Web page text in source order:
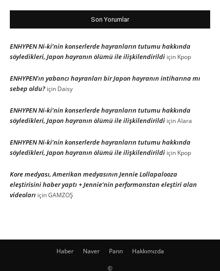
Son Yorumlar
ENHYPEN Ni-ki’nin konserlerde hayranların tutumu hakkında
söyledikleri, Japon hayranın ölümü ile ilişkilendirildi için Kpop
ENHYPEN’ın yabancı hayranları bir Japon hayranın intiharına mı
sebep oldu? için Daisy
ENHYPEN Ni-ki’nin konserlerde hayranların tutumu hakkında
söyledikleri, Japon hayranın ölümü ile ilişkilendirildi içinAlara
ENHYPEN Ni-ki’nin konserlerde hayranların tutumu hakkında
söyledikleri, Japon hayranın ölümü ile ilişkilendirildi için Kpop
Kore medyası, Amerikan medyasının Jennie Lollapalooza
eleştirisini haber yaptı + Jennie’nin performanstan eleştiri alan
videoları içinGAMZOŞ
Haber Naver Pann Hakkımızda
©